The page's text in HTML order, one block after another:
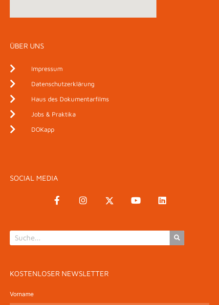
ÜBER UNS
Impressum
Datenschutzerklärung
Haus des Dokumentarfilms
Jobs & Praktika
DOKapp
SOCIAL MEDIA
KOSTENLOSER NEWSLETTER
Vorname